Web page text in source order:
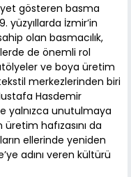
gösteren basma
yüzyıllarda İzmir’in
olan basmacılık,
de önemli rol
ve boya üretim
merkezlerinden biri
Hasdemir
yalnızca unutulmaya
hafızasını da
ellerinde yeniden
adını veren kültürü